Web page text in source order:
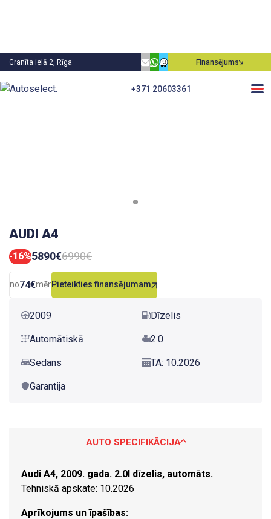
Granīta ielā 2, Rīga Finansējums
+371 20603361
AUDI A4
-16%5890€6990€
no74€mēn.Pieteikties finansējumam
2009 Dīzelis
Automātiskā 2.0
Sedans TA: 10.2026
Garantija
AUTO SPECIFIKĀCIJA
Audi A4, 2009. gada. 2.0l dīzelis, automāts.
Tehniskā apskate: 10.2026
Aprīkojums un īpašības: